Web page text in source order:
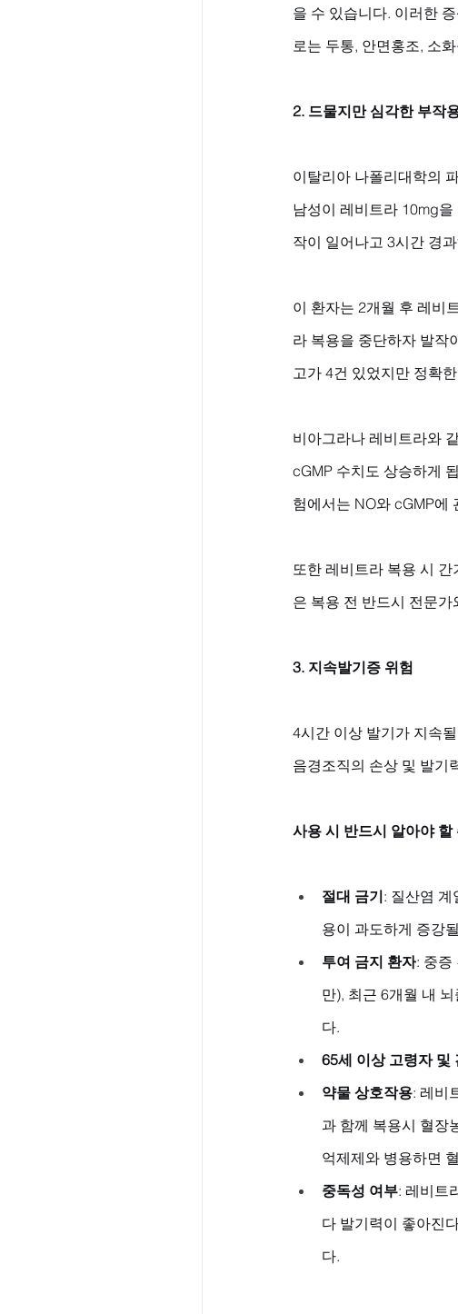
을 수 있습니다. 이러한
로는 두통, 안면홍조, 소
2. 드물지만 심각한 부작
이탈리아 나폴리대학의
남성이 레비트라 10mg
작이 일어나고 3시간 경
이 환자는 2개월 후 레비
라 복용을 중단하자 발작
고가 4건 있었지만 정확
비아그라나 레비트라와
cGMP 수치도 상승하게
험에서는 NO와 cGMP에
또한 레비트라 복용 시
은 복용 전 반드시 전문
3. 지속발기증 위험
4시간 이상 발기가 지속
음경조직의 손상 및 발기
사용 시 반드시 알아야 할
절대 금기: 질산염
용이 과도하게 증강
투여 금지 환자: 중증
만), 최근 6개월 내
다.
65세 이상 고령자 및
약물 상호작용: 레비
과 함께 복용시 혈장
억제제와 병용하면
중독성 여부: 레비트
다 발기력이 좋아진
다.